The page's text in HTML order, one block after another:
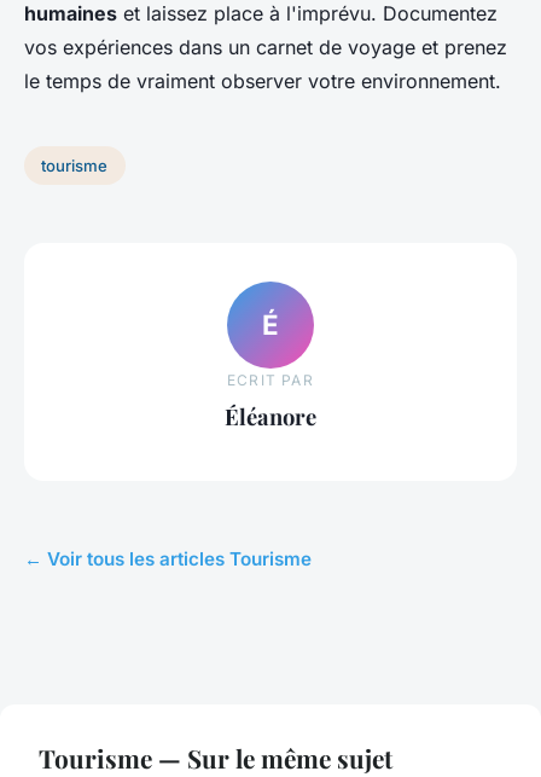
humaines et laissez place à l'imprévu. Documentez
vos expériences dans un carnet de voyage et prenez
le temps de vraiment observer votre environnement.
tourisme
É
ECRIT PAR
Éléanore
← Voir tous les articles Tourisme
Tourisme — Sur le même sujet